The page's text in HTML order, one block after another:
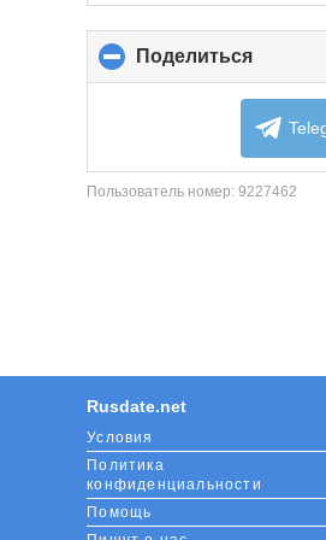
Поделиться
to
Пользователь номер:9227462
Rusdate.net
Условия
Политика
конфиденциальности
Помощь